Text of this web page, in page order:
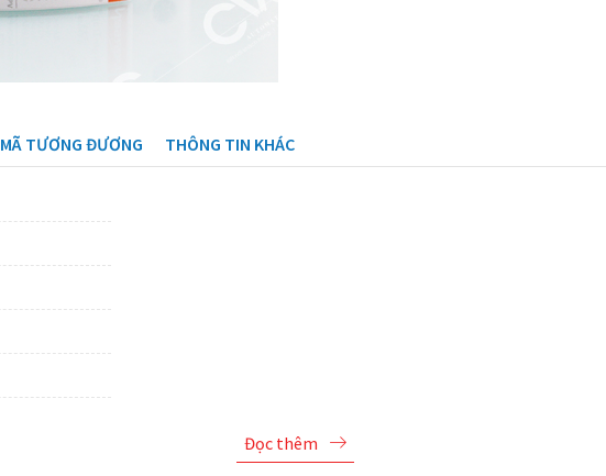
MÃ TƯƠNG ĐƯƠNG THÔNG TIN KHÁC
Đọc thêm